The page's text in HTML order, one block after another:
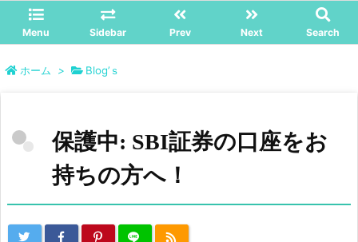
Menu Sidebar Prev Next Search
ホーム > Blog’ｓ
保護中: SBI証券の口座をお
持ちの方へ！